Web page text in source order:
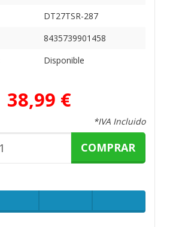
DT27TSR-287
8435739901458
Disponible
38,99 €
*IVA Incluido
COMPRAR